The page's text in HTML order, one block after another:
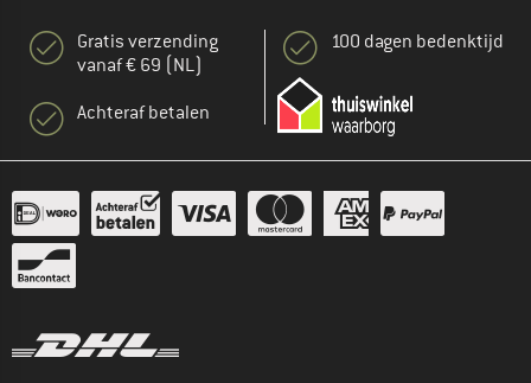
Gratis verzending
vanaf € 69 (NL)
Achteraf betalen
100 dagen bedenktijd